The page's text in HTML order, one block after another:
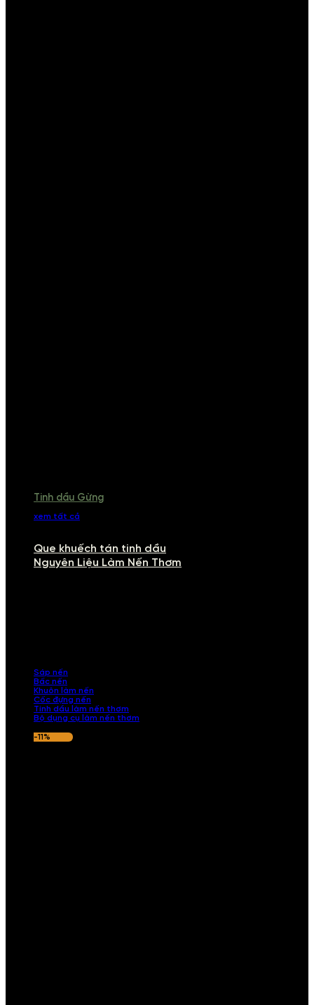
Tinh dầu Gừng
xem tất cả
Que khuếch tán tinh dầu
Nguyên Liệu Làm Nến Thơm
Sáp nến
Bấc nến
Khuôn làm nến
Cốc đựng nến
Tinh dầu làm nến thơm
Bộ dụng cụ làm nến thơm
-11%